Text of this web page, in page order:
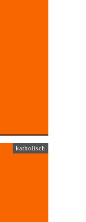
katholisch